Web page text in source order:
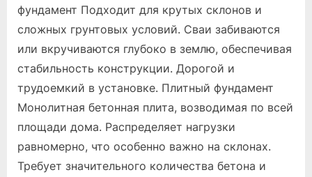
для
дома
склоне
фундамент Подходит для крутых склонов и
сложных грунтовых условий. Сваи забиваются
или вкручиваются глубоко в землю, обеспечивая
стабильность конструкции. Дорогой и
трудоемкий в установке. Плитный фундамент
Монолитная бетонная плита, возводимая по всей
площади дома. Распределяет нагрузки
равномерно, что особенно важно на склонах.
Требует значительного количества бетона и